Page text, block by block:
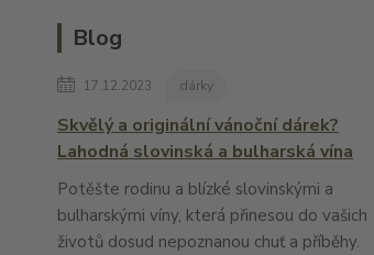
Blog
17.12.2023 dárky
Skvělý a originální vánoční dárek?
Lahodná slovinská a bulharská vína
Potěšte rodinu a blízké slovinskými a
bulharskými víny, která přinesou do vašich
životů dosud nepoznanou chuť a příběhy.